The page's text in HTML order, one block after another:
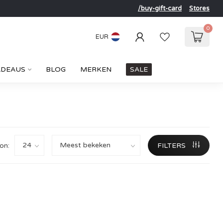
/buy-gift-card Stores
EUR
0
BLOG MERKEN SALE
FILTERS